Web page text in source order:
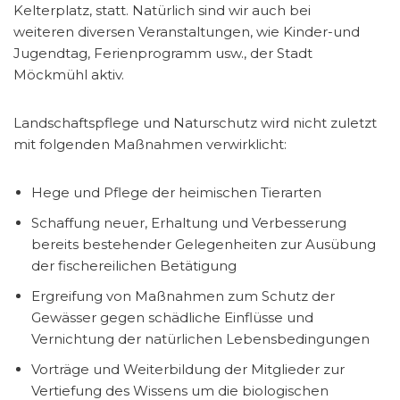
Kelterplatz, statt. Natürlich sind wir auch bei
weiteren diversen Veranstaltungen, wie Kinder-und
Jugendtag, Ferienprogramm usw., der Stadt
Möckmühl aktiv.
Landschaftspflege und Naturschutz wird nicht zuletzt
mit folgenden Maßnahmen verwirklicht:
Hege und Pflege der heimischen Tierarten
Schaffung neuer, Erhaltung und Verbesserung
bereits bestehender Gelegenheiten zur Ausübung
der fischereilichen Betätigung
Ergreifung von Maßnahmen zum Schutz der
Gewässer gegen schädliche Einflüsse und
Vernichtung der natürlichen Lebensbedingungen
Vorträge und Weiterbildung der Mitglieder zur
Vertiefung des Wissens um die biologischen